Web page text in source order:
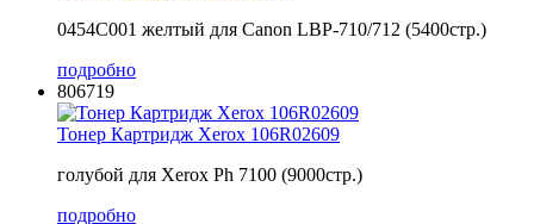
0454C001 желтый для Canon LBP-710/712 (5400стр.)
подробно
806719
Тонер Картридж Xerox 106R02609
голубой для Xerox Ph 7100 (9000стр.)
подробно